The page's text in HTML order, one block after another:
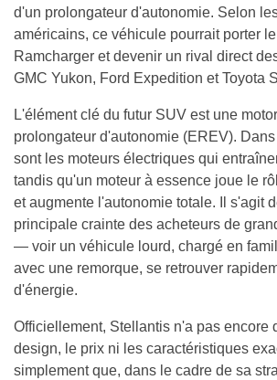
d'un prolongateur d'autonomie. Selon
américains, ce véhicule pourrait porter
Ramcharger et devenir un rival direct
GMC Yukon, Ford Expedition et Toyota
L'élément clé du futur SUV est une
prolongateur d'autonomie (EREV).
sont les moteurs électriques qui
tandis qu'un moteur à essence joue le
et augmente l'autonomie totale. Il s'agit
principale crainte des acheteurs de
— voir un véhicule lourd, chargé en
avec une remorque, se retrouver
d'énergie.
Officiellement, Stellantis n'a pas encore
design, le prix ni les caractéristiques
simplement que, dans le cadre de sa